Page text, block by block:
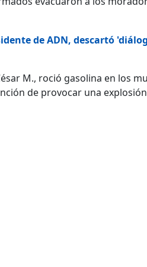
de ADN, descartó
M., roció gasolina en los
de provocar una